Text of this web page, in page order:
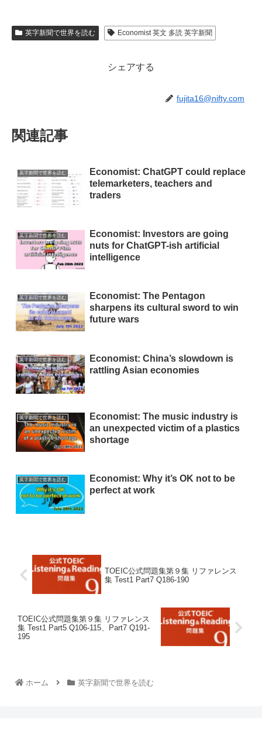
英字新聞で世界を読む Economist 英文 多読 英字新聞
シェアする
fujita16@nifty.com
関連記事
英字新聞で世界を読む
Economist: ChatGPT could replace
telemarketers, teachers and
traders
英字新聞で世界を読む
Economist: Investors are going
nuts for ChatGPT-ish artificial
intelligence
英字新聞で世界を読む
Economist: The Pentagon
sharpens its cultural sword to win
future wars
英字新聞で世界を読む
Economist: China’s slowdown is
rattling Asian economies
英字新聞で世界を読む
Economist: The music industry is
an unexpected victim of a plastics
shortage
英字新聞で世界を読む
Economist: Why it’s OK not to be
perfect at work
TOEIC公式問題集第９集 リファレンス
集 Test1 Part7 Q186-190
TOEIC公式問題集第９集 リファレンス
集 Test1 Part5 Q106-115、Part7 Q191-
195
ホーム 英字新聞で世界を読む